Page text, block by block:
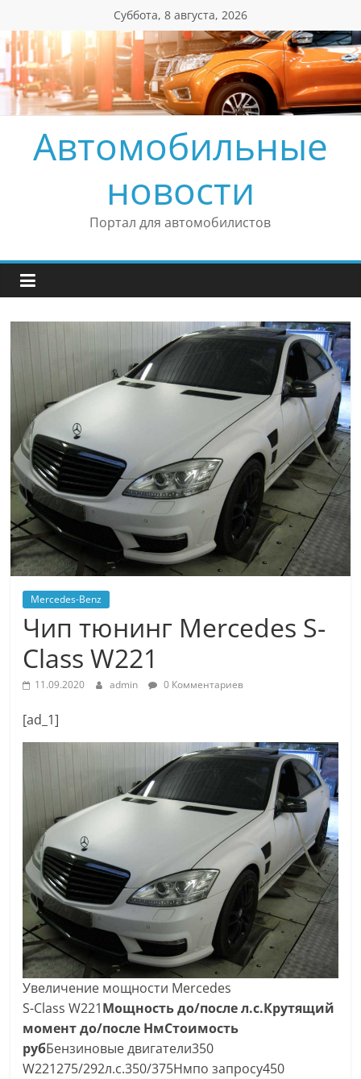
содержимому
Суббота, 8 августа, 2026
Автомобильные
новости
Портал для автомобилистов
Mercedes-Benz
Чип тюнинг Mercedes S-
Class W221
11.09.2020 admin 0 Комментариев
[ad_1]
Увеличение мощности Mercedes
S-Class W221Мощность до/после л.с.Крутящий
момент до/после НмСтоимость
рубБензиновые двигатели350
W221275/292л.с.350/375Нмпо запросу450